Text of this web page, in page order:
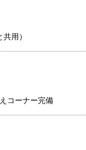
用）
コーナー完備